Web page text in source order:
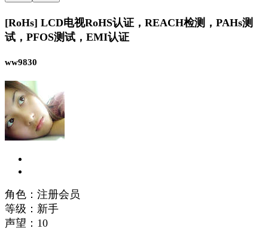
[RoHs] LCD电视RoHS认证，REACH检测，PAHs测
试，PFOS测试，EMI认证
ww9830
角色：注册会员
等级：新手
声望： 10